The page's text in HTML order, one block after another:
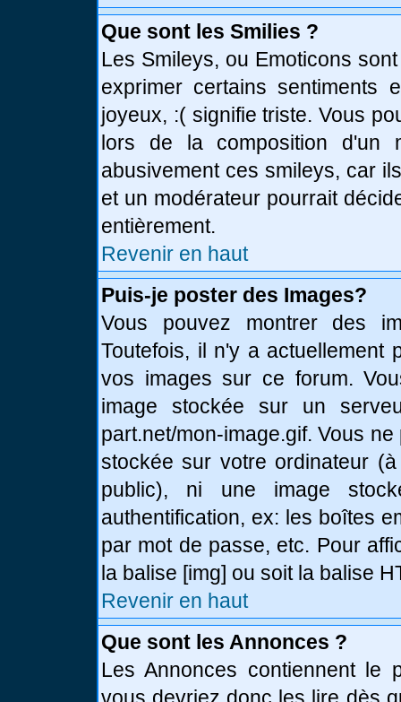
Que sont les Smilies ?
Les Smileys, ou Emoticons
exprimer certains sentiments
joyeux, :( signifie triste. Vous
lors de la composition d'un
abusivement ces smileys, car
et un modérateur pourrait
entièrement.
Revenir en haut
Puis-je poster des Images?
Vous pouvez montrer des
Toutefois, il n'y a actuellement
vos images sur ce forum.
image stockée sur un
part.net/mon-image.gif. Vous
stockée sur votre ordinateur
public), ni une image
authentification, ex: les boîtes
par mot de passe, etc. Pour
la balise [img] ou soit la balise
Revenir en haut
Que sont les Annonces ?
Les Annonces contiennent le